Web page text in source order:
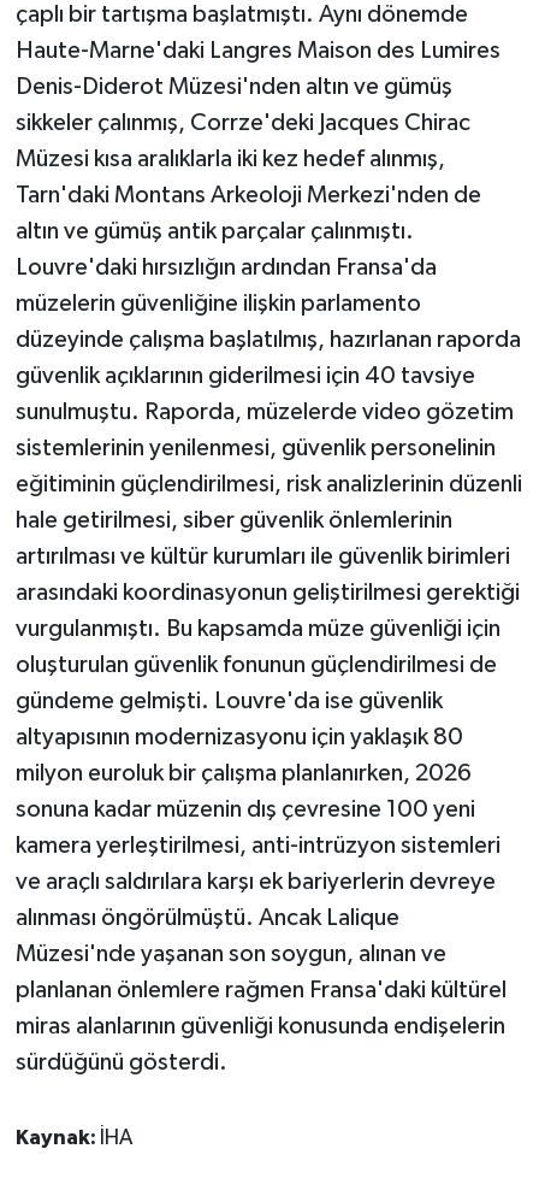
çaplı bir tartışma başlatmıştı. Aynı dönemde
Haute-Marne'daki Langres Maison des Lumires
Denis-Diderot Müzesi'nden altın ve gümüş
sikkeler çalınmış, Corrze'deki Jacques Chirac
Müzesi kısa aralıklarla iki kez hedef alınmış,
Tarn'daki Montans Arkeoloji Merkezi'nden de
altın ve gümüş antik parçalar çalınmıştı.
Louvre'daki hırsızlığın ardından Fransa'da
müzelerin güvenliğine ilişkin parlamento
düzeyinde çalışma başlatılmış, hazırlanan raporda
güvenlik açıklarının giderilmesi için 40 tavsiye
sunulmuştu. Raporda, müzelerde video gözetim
sistemlerinin yenilenmesi, güvenlik personelinin
eğitiminin güçlendirilmesi, risk analizlerinin düzenli
hale getirilmesi, siber güvenlik önlemlerinin
artırılması ve kültür kurumları ile güvenlik birimleri
arasındaki koordinasyonun geliştirilmesi gerektiği
vurgulanmıştı. Bu kapsamda müze güvenliği için
oluşturulan güvenlik fonunun güçlendirilmesi de
gündeme gelmişti. Louvre'da ise güvenlik
altyapısının modernizasyonu için yaklaşık 80
milyon euroluk bir çalışma planlanırken, 2026
sonuna kadar müzenin dış çevresine 100 yeni
kamera yerleştirilmesi, anti-intrüzyon sistemleri
ve araçlı saldırılara karşı ek bariyerlerin devreye
alınması öngörülmüştü. Ancak Lalique
Müzesi'nde yaşanan son soygun, alınan ve
planlanan önlemlere rağmen Fransa'daki kültürel
miras alanlarının güvenliği konusunda endişelerin
sürdüğünü gösterdi.
Kaynak: İHA